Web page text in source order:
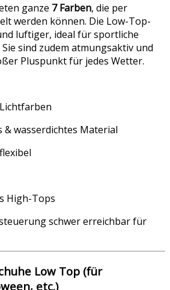
ganze 7 Farben, die per
werden können. Die Low-Top-
luftiger, ideal für sportliche
sind zudem atmungsaktiv und
Pluspunkt für jedes Wetter.
& wasserdichtes Material
High-Tops
schwer erreichbar für
Low Top (für
etc.)